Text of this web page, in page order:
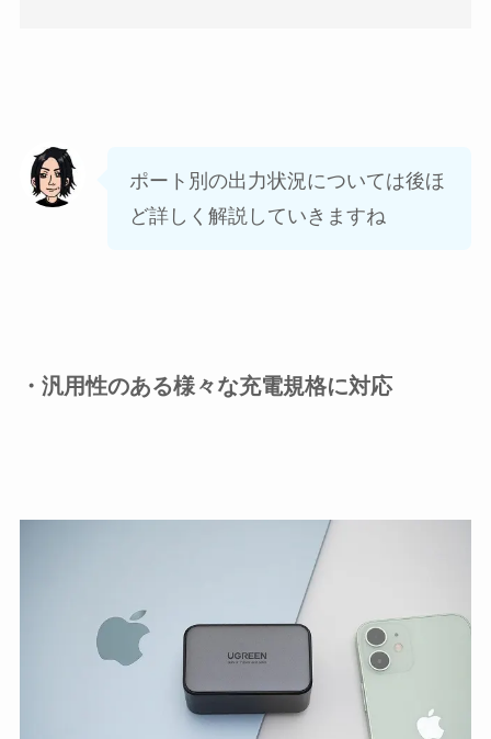
ポート別の出力状況については後ほ
ど詳しく解説していきますね
・汎用性のある様々な充電規格に対応